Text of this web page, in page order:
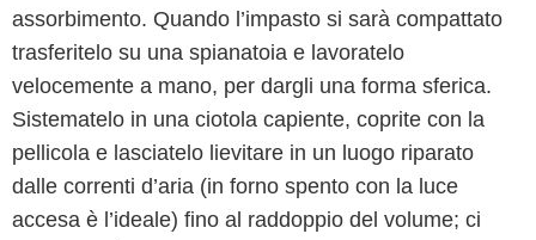
assorbimento. Quando l’impasto si sarà compattato
trasferitelo su una spianatoia e lavoratelo
velocemente a mano, per dargli una forma sferica.
Sistematelo in una ciotola capiente, coprite con la
pellicola e lasciatelo lievitare in un luogo riparato
dalle correnti d’aria (in forno spento con la luce
accesa è l’ideale) fino al raddoppio del volume; ci